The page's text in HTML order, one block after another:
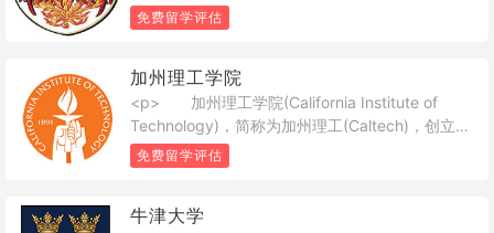
有14位诺贝尔奖获得者和2位菲尔兹奖获得者。<br
/> 帝国理工于1907年由维多利亚女王和阿尔伯
皇家矿业学院和伦敦基蒂戈蒂学院合并组成。校区
位于伦敦著名的富人区-南肯星顿，与著名的海德公
园、肯辛顿宫(威廉王子与凯特王妃住处)仅咫尺之
遥。<br /> 在2017-2018 QS世界大学排名中名
列第8位 ，英国第4位;在2016-2017泰晤士高等教
2017世界大学学术排名中位列第22位 ，英国第4位;
哥，是世界著名私立研究型大学、常年位列各个大
学排行榜世界前十。这里诞生了芝加哥经济学派
的众多芝加哥学派，走出了世界超过35%的诺贝尔
经济学奖得主，是世界经济学、法学、社会学等最
重要的研究教学中心之一。而从曼哈顿计划开始大
批科学家汇集于此，在原子能之父费米的领导下建
立了世界上第一台核反应堆(芝加哥一号堆，
立了美国第一所国家实验室阿贡国家实验室和之后
免费留学评估
加州理工学院
<p> 加州理工学院(California Institute of
Technology)，简称为加州理工(Caltech)，创立于
1891年，位于美国加利福尼亚州洛杉矶东北郊的帕
萨迪纳市(Pasadena)，是世界著名私立研究型大
世界科技界久负盛名，其优势学科包括基础理科的
免费留学评估
牛津大学